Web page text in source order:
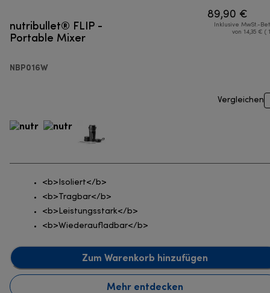
nutribullet® FLIP -
Portable Mixer
NBP016W
89,90 €
Inklusive MwSt.-
von 14,35 € (
Vergleichen
<b>Isoliert</b>
<b>Tragbar</b>
<b>Leistungsstark</b>
<b>Wiederaufladbar</b>
Zum Warenkorb hinzufügen
Mehr entdecken